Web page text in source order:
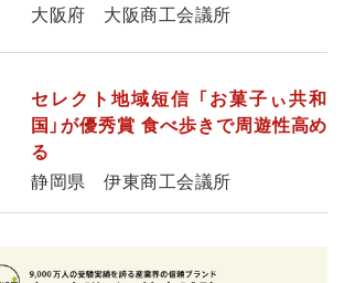
大阪府 大阪商工会議所
セレクト地域短信 「お菓子ぃ共和
国」が優秀賞 食べ歩きで周遊性高め
る
静岡県 伊東商工会議所